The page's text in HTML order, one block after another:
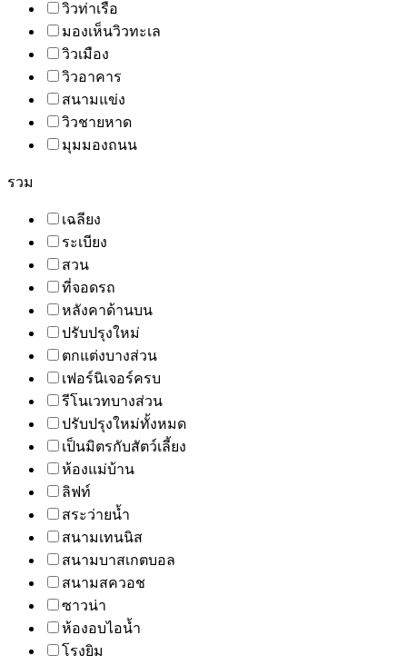
วิวท่าเรือ
มองเห็นวิวทะเล
วิวเมือง
วิวอาคาร
สนามแข่ง
วิวชายหาด
มุมมองถนน
รวม
เฉลียง
ระเบียง
สวน
ที่จอดรถ
หลังคาด้านบน
ปรับปรุงใหม่
ตกแต่งบางส่วน
เฟอร์นิเจอร์ครบ
รีโนเวทบางส่วน
ปรับปรุงใหม่ทั้งหมด
เป็นมิตรกับสัตว์เลี้ยง
ห้องแม่บ้าน
ลิฟท์
สระว่ายน้ำ
สนามเทนนิส
สนามบาสเกตบอล
สนามสควอช
ซาวน่า
ห้องอบไอน้ำ
โรงยิม